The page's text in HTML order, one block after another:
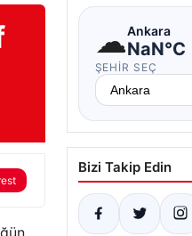
☁Ankara
NaN°C
ŞEHIR SEÇ
Bizi Takip Edin